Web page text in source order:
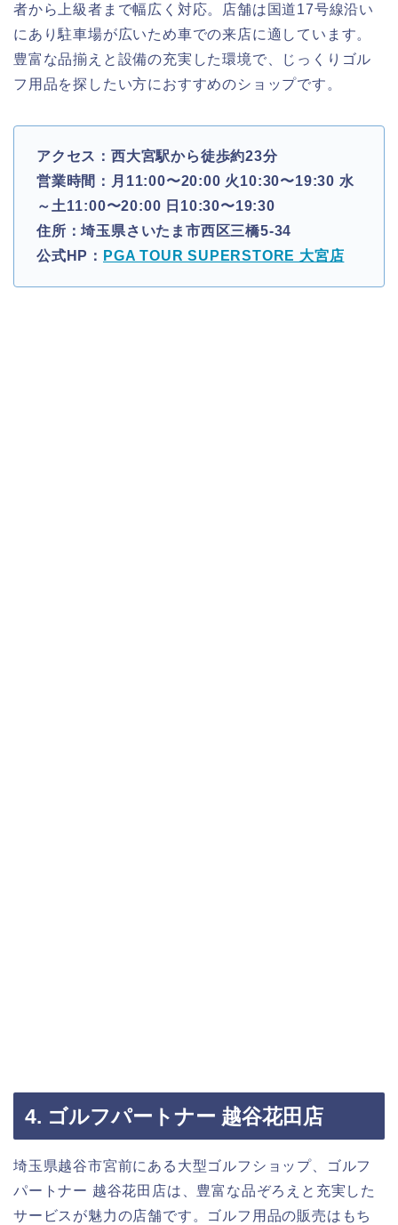
者から上級者まで幅広く対応。店舗は国道17号線沿い
にあり駐車場が広いため車での来店に適しています。
豊富な品揃えと設備の充実した環境で、じっくりゴル
フ用品を探したい方におすすめのショップです。
アクセス：西大宮駅から徒歩約23分
営業時間：月11:00〜20:00 火10:30〜19:30 水
～土11:00〜20:00 日10:30〜19:30
住所：埼玉県さいたま市西区三橋5-34
公式HP： PGA TOUR SUPERSTORE 大宮店
4. ゴルフパートナー 越谷花田店
埼玉県越谷市宮前にある大型ゴルフショップ、ゴルフ
パートナー 越谷花田店は、豊富な品ぞろえと充実した
サービスが魅力の店舗です。ゴルフ用品の販売はもち